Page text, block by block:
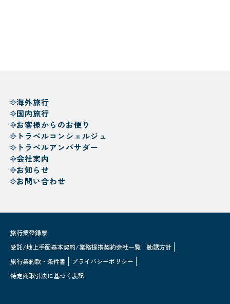
海外旅行
国内旅行
お客様からのお便り
トラベルコンシェルジュ
トラベルアンバサダー
会社案内
お知らせ
お問い合わせ
旅行業登録票
受託/地上手配基本契約/業務提携契約会社一覧
勧誘方針
旅行業約款・条件書
プライバシーポリシー
特定商取引法に基づく表記